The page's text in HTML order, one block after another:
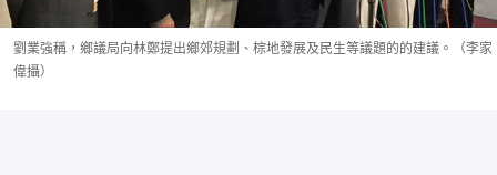
劉業強稱，鄉議局向林鄭提出鄉郊規劃、棕地發展及民生等議題的的建議。（李家
偉攝）